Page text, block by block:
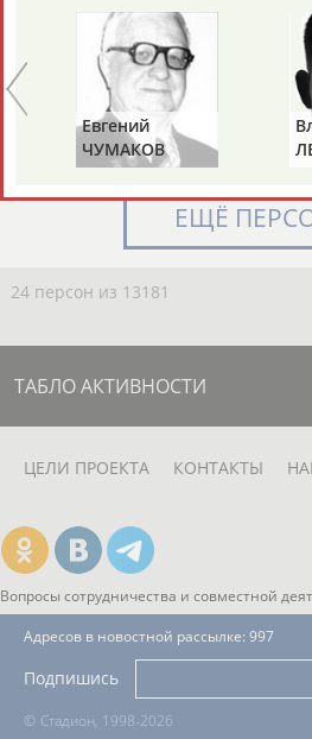
АБДУЛАЕВ
Камалудин
АБДУЛДАУДОВ
Абдула
АБДУЛЖАЛИЛОВ
24 персон из 13181
ЕЩЁ
ТАБЛО АКТИВНОСТИ
ЦЕЛИ ПРОЕКТА КОНТАКТЫ
Вопросы сотрудничества и совместной
© Стадион, 1998-2026
Адресов в новостной рассылке: 997
Подпишись
Владимир
ЛЕВАНДО